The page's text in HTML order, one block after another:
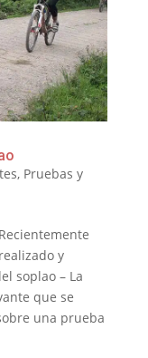
, Pruebas y
y
soplao – La
que se
una prueba